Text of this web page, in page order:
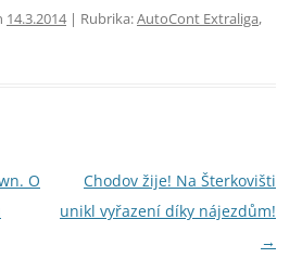
14.3.2014| Rubrika:AutoCont Extraliga,
O
Chodov žije! Na Šterkovišti
unikl vyřazení díky nájezdům!
→